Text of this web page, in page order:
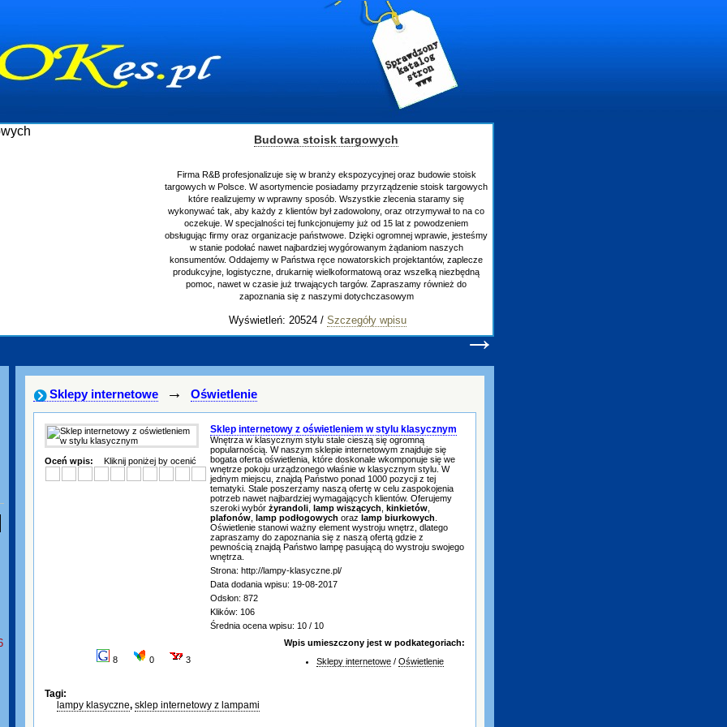
Budowa stoisk targowych
Firma R&B profesjonalizuje się w branży ekspozycyjnej oraz budowie stoisk
targowych w Polsce. W asortymencie posiadamy przyrządzenie stoisk targowych
które realizujemy w wprawny sposób. Wszystkie zlecenia staramy się
wykonywać tak, aby każdy z klientów był zadowolony, oraz otrzymywał to na co
oczekuje. W specjalności tej funkcjonujemy już od 15 lat z powodzeniem
obsługując firmy oraz organizacje państwowe. Dzięki ogromnej wprawie, jesteśmy
w stanie podołać nawet najbardziej wygórowanym żądaniom naszych
konsumentów. Oddajemy w Państwa ręce nowatorskich projektantów, zaplecze
produkcyjne, logistyczne, drukarnię wielkoformatową oraz wszelką niezbędną
pomoc, nawet w czasie już trwających targów. Zapraszamy również do
zapoznania się z naszymi dotychczasowym
Wyświetleń: 20524 / Szczegóły wpisu
→
Sklepy internetowe → Oświetlenie
Oceń wpis: Kliknij poniżej by ocenić
Sklep internetowy z oświetleniem w stylu klasycznym
Wnętrza w klasycznym stylu stale cieszą się ogromną
popularnością. W naszym sklepie internetowym znajduje się
bogata oferta oświetlenia, które doskonale wkomponuje się we
wnętrze pokoju urządzonego właśnie w klasycznym stylu. W
jednym miejscu, znajdą Państwo ponad 1000 pozycji z tej
tematyki. Stale poszerzamy naszą ofertę w celu zaspokojenia
potrzeb nawet najbardziej wymagających klientów. Oferujemy
szeroki wybór żyrandoli lamp wiszących kinkietów
plafonów lamp podłogowych oraz lamp biurkowych
Oświetlenie stanowi ważny element wystroju wnętrz, dlatego
zapraszamy do zapoznania się z naszą ofertą gdzie z
pewnością znajdą Państwo lampę pasującą do wystroju swojego
wnętrza.
Strona: http://lampy-klasyczne.pl/
Data dodania wpisu: 19-08-2017
Odsłon: 872
Klików: 106
Średnia ocena wpisu: 10 / 10
8 0 3
Wpis umieszczony jest w podkategoriach:
Sklepy internetowe / Oświetlenie
Tagi:
lampy klasyczne, sklep internetowy z lampami